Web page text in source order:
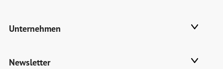
Unternehmen
Newsletter